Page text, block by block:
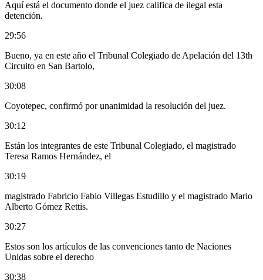
Aquí está el documento donde el juez califica de ilegal esta
detención.
29:56
Bueno, ya en este año el Tribunal Colegiado de Apelación del 13th
Circuito en San Bartolo,
30:08
Coyotepec, confirmó por unanimidad la resolución del juez.
30:12
Están los integrantes de este Tribunal Colegiado, el magistrado
Teresa Ramos Hernández, el
30:19
magistrado Fabricio Fabio Villegas Estudillo y el magistrado Mario
Alberto Gómez Rettis.
30:27
Estos son los artículos de las convenciones tanto de Naciones
Unidas sobre el derecho
30:38